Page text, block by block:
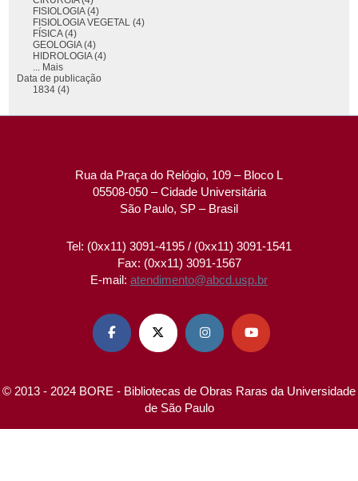
FISIOLOGIA (4)
FISIOLOGIA VEGETAL (4)
FÍSICA (4)
GEOLOGIA (4)
HIDROLOGIA (4)
... Mais
Data de publicação
1834 (4)
Rua da Praça do Relógio, 109 – Bloco L
05508-050 – Cidade Universitária
São Paulo, SP – Brasil
Tel: (0xx11) 3091-4195 / (0xx11) 3091-1541
Fax: (0xx11) 3091-1567
E-mail: atendimento@abcd.usp.br
   
© 2013 - 2024 BORE - Bibliotecas de Obras Raras da Universidade
de São Paulo